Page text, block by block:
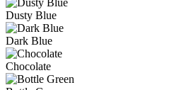
Dusty Blue
Dark Blue
Chocolate